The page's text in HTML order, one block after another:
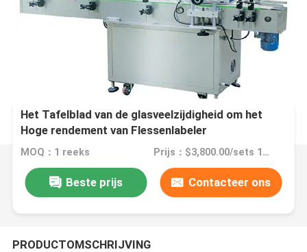
Het Tafelblad van de glasveelzijdigheid om het
Hoge rendement van Flessenlabeler
MOQ：1 reeks Prijs：$3,800.00/sets 1-2 sets
Beste prijs Contacteer ons
PRODUCTOMSCHRIJVING